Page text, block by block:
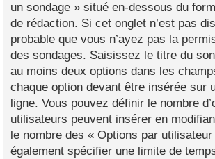
un sondage » situé en-dessous du
de rédaction. Si cet onglet n’est pas
probable que vous n’ayez pas la
des sondages. Saisissez le titre du
au moins deux options dans les
chaque option devant être insérée sur
ligne. Vous pouvez définir le nombre
utilisateurs peuvent insérer en
le nombre des « Options par
également spécifier une limite de